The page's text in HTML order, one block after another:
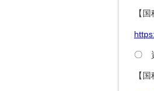
【
〇
【